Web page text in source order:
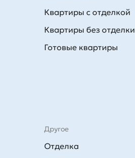
Квартиры с отделкой
Квартиры без отделки
Готовые квартиры
Другое
Отделка